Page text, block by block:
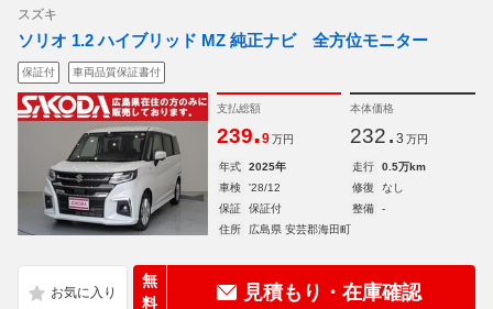
スズキ
ソリオ 1.2 ハイブリッド MZ 純正ナビ 全方位モニター
保証付 車両品質保証書付
支払総額
239.9 万円
本体価格
232. 3 万円
年式 2025年 走行
0.5万km
車検
'28/12 修復
なし
保証
保証付 整備
-
住所
広島県 安芸郡海田町
無
料
見積もり・在庫確認